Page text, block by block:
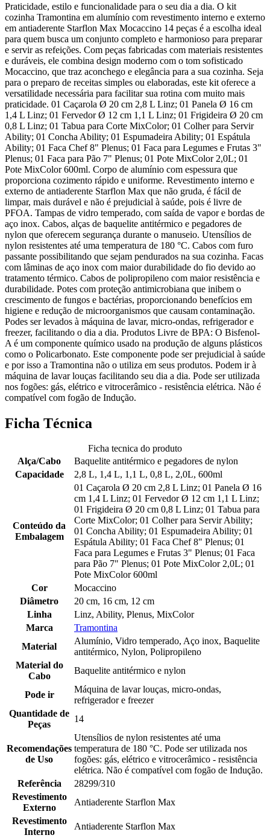
Praticidade, estilo e funcionalidade para o seu dia a dia. O kit
cozinha Tramontina em alumínio com revestimento interno e externo
em antiaderente Starflon Max Mocaccino 14 peças é a escolha ideal
para quem busca um conjunto completo e harmonioso para preparar
e servir as refeições. Com peças fabricadas com materiais resistentes
e duráveis, ele combina design moderno com o tom sofisticado
Mocaccino, que traz aconchego e elegância para a sua cozinha. Seja
para o preparo de receitas simples ou elaboradas, este kit oferece a
versatilidade necessária para facilitar sua rotina com muito mais
praticidade. 01 Caçarola Ø 20 cm 2,8 L Linz; 01 Panela Ø 16 cm
1,4 L Linz; 01 Fervedor Ø 12 cm 1,1 L Linz; 01 Frigideira Ø 20 cm
0,8 L Linz; 01 Tabua para Corte MixColor; 01 Colher para Servir
Ability; 01 Concha Ability; 01 Espumadeira Ability; 01 Espátula
Ability; 01 Faca Chef 8" Plenus; 01 Faca para Legumes e Frutas 3"
Plenus; 01 Faca para Pão 7" Plenus; 01 Pote MixColor 2,0L; 01
Pote MixColor 600ml. Corpo de alumínio com espessura que
proporciona cozimento rápido e uniforme. Revestimento interno e
externo de antiaderente Starflon Max que não gruda, é fácil de
limpar, mais durável e não é prejudicial à saúde, pois é livre de
PFOA. Tampas de vidro temperado, com saída de vapor e bordas de
aço inox. Cabos, alças de baquelite antitérmico e pegadores de
nylon que oferecem segurança durante o manuseio. Utensílios de
nylon resistentes até uma temperatura de 180 °C. Cabos com furo
passante possibilitando que sejam pendurados na sua cozinha. Facas
com lâminas de aço inox com maior durabilidade do fio devido ao
tratamento térmico. Cabos de polipropileno com maior resistência e
durabilidade. Potes com proteção antimicrobiana que inibem o
crescimento de fungos e bactérias, proporcionando benefícios em
higiene e redução de microorganismos que causam contaminação.
Podes ser levados à máquina de lavar, micro-ondas, refrigerador e
freezer, facilitando o dia a dia. Produtos Livre de BPA: O Bisfenol-
A é um componente químico usado na produção de alguns plásticos
como o Policarbonato. Este componente pode ser prejudicial à saúde
e por isso a Tramontina não o utiliza em seus produtos. Podem ir à
máquina de lavar louças facilitando seu dia a dia. Pode ser utilizada
nos fogões: gás, elétrico e vitrocerâmico - resistência elétrica. Não é
compatível com fogão de Indução.
Ficha Técnica
Ficha tecnica do produto
Alça/Cabo
Baquelite antitérmico e pegadores de nylon
Capacidade
2,8 L, 1,4 L, 1,1 L, 0,8 L, 2,0L, 600ml
Conteúdo da
Embalagem
01 Caçarola Ø 20 cm 2,8 L Linz; 01 Panela Ø 16
cm 1,4 L Linz; 01 Fervedor Ø 12 cm 1,1 L Linz;
01 Frigideira Ø 20 cm 0,8 L Linz; 01 Tabua para
Corte MixColor; 01 Colher para Servir Ability;
01 Concha Ability; 01 Espumadeira Ability; 01
Espátula Ability; 01 Faca Chef 8" Plenus; 01
Faca para Legumes e Frutas 3" Plenus; 01 Faca
para Pão 7" Plenus; 01 Pote MixColor 2,0L; 01
Pote MixColor 600ml
Cor
Mocaccino
Diâmetro
20 cm, 16 cm, 12 cm
Linha
Linz, Ability, Plenus, MixColor
Marca
Tramontina
Material
Alumínio, Vidro temperado, Aço inox, Baquelite
antitérmico, Nylon, Polipropileno
Material do
Cabo
Baquelite antitérmico e nylon
Pode ir
Máquina de lavar louças, micro-ondas,
refrigerador e freezer
Quantidade de
Peças
14
Recomendações
de Uso
Utensílios de nylon resistentes até uma
temperatura de 180 °C. Pode ser utilizada nos
fogões: gás, elétrico e vitrocerâmico - resistência
elétrica. Não é compatível com fogão de Indução.
Referência
28299/310
Revestimento
Externo
Antiaderente Starflon Max
Revestimento
Interno
Antiaderente Starflon Max